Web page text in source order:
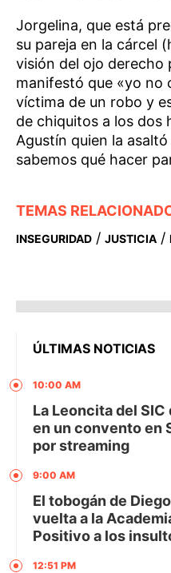
Jorgelina, que está
su pareja en la cárcel
visión del ojo derecho
manifestó que «yo no
víctima de un robo y
de chiquitos a los dos
Agustín quien la
sabemos qué hacer
TEMAS
INSEGURIDAD / JUSTICIA /
ÚLTIMAS NOTICIAS
10:00 AM
La Leoncita del
en un convento en
por streaming
9:00 AM
El tobogán de
vuelta a la
Positivo a los
12:51 PM